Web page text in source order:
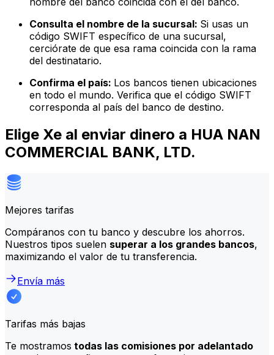
Consulta el nombre de la sucursal: Si usas un
código SWIFT específico de una sucursal,
cerciórate de que esa rama coincida con la rama
del destinatario.
Confirma el país: Los bancos tienen ubicaciones
en todo el mundo. Verifica que el código SWIFT
corresponda al país del banco de destino.
Elige Xe al enviar dinero a HUA NAN
COMMERCIAL BANK, LTD.
Mejores tarifas
Compáranos con tu banco y descubre los ahorros.
Nuestros tipos suelen superar a los grandes bancos,
maximizando el valor de tu transferencia.
Envía más
Tarifas más bajas
Te mostramos todas las comisiones por adelantado